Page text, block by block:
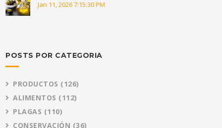
Jan 11, 2026 7:15:30 PM
POSTS POR CATEGORIA
PRODUCTOS (126)
ALIMENTOS (112)
PLAGAS (110)
CONSERVACIÓN (36)